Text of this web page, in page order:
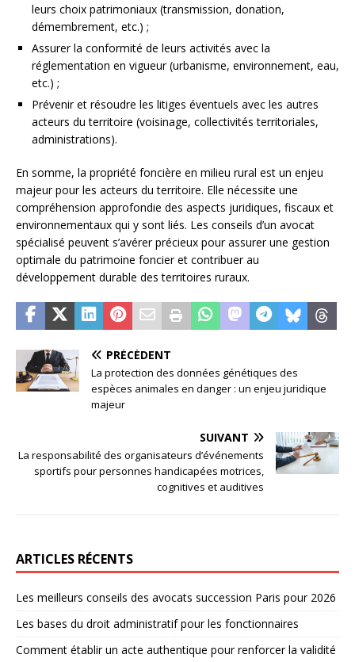
leurs choix patrimoniaux (transmission, donation,
démembrement, etc.) ;
Assurer la conformité de leurs activités avec la
réglementation en vigueur (urbanisme, environnement, eau,
etc.) ;
Prévenir et résoudre les litiges éventuels avec les autres
acteurs du territoire (voisinage, collectivités territoriales,
administrations).
En somme, la propriété foncière en milieu rural est un enjeu
majeur pour les acteurs du territoire. Elle nécessite une
compréhension approfondie des aspects juridiques, fiscaux et
environnementaux qui y sont liés. Les conseils d’un avocat
spécialisé peuvent s’avérer précieux pour assurer une gestion
optimale du patrimoine foncier et contribuer au
développement durable des territoires ruraux.
PRÉCÉDENT
La protection des données génétiques des
espèces animales en danger : un enjeu juridique
majeur
SUIVANT
La responsabilité des organisateurs d’événements
sportifs pour personnes handicapées motrices,
cognitives et auditives
ARTICLES RÉCENTS
Les meilleurs conseils des avocats succession Paris pour 2026
Les bases du droit administratif pour les fonctionnaires
Comment établir un acte authentique pour renforcer la validité